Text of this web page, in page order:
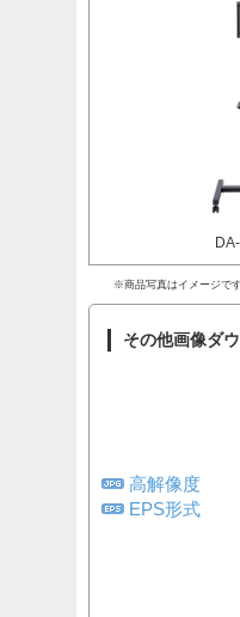
※商品写真はイメージで
その他画像ダ
高解像度
EPS形式